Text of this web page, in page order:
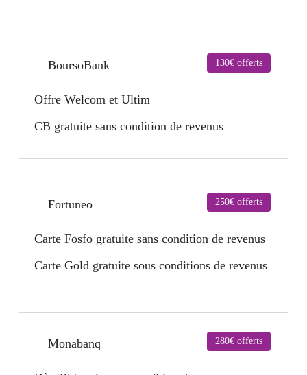
BoursoBank
Offre Welcom et Ultim
CB gratuite sans condition de revenus
130€ offerts
Fortuneo
Carte Fosfo gratuite sans condition de revenus
Carte Gold gratuite sous conditions de revenus
250€ offerts
Monabanq 280€ offerts